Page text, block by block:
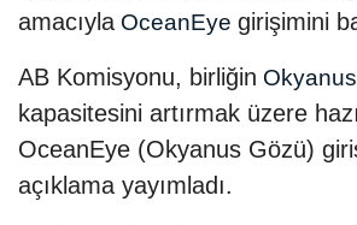
amacıyla OceanEye girişimini
AB Komisyonu, birliğin Okyanus
kapasitesini artırmak üzere
OceanEye (Okyanus Gözü)
açıklama yayımladı.